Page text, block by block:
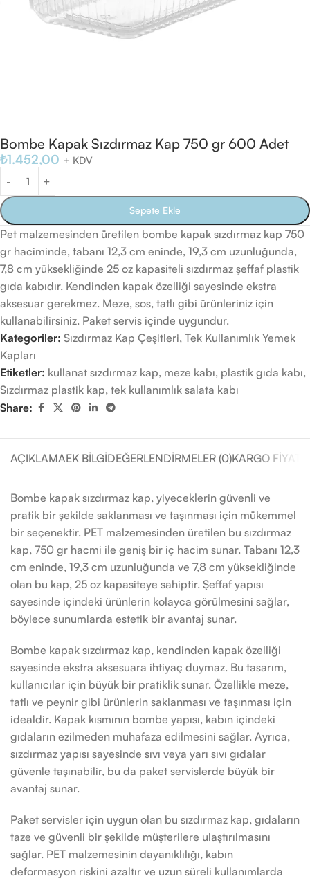
Bombe Kapak Sızdırmaz Kap 750 gr 600 Adet
₺1.452,00 + KDV
Sepete Ekle
Pet malzemesinden üretilen bombe kapak sızdırmaz kap 750
gr haciminde, tabanı 12,3 cm eninde, 19,3 cm uzunluğunda,
7,8 cm yüksekliğinde 25 oz kapasiteli sızdırmaz şeffaf plastik
gıda kabıdır. Kendinden kapak özelliği sayesinde ekstra
aksesuar gerekmez. Meze, sos, tatlı gibi ürünleriniz için
kullanabilirsiniz. Paket servis içinde uygundur.
Kategoriler: Sızdırmaz Kap Çeşitleri, Tek Kullanımlık Yemek
Kapları
Etiketler: kullanat sızdırmaz kap, meze kabı, plastik gıda kabı,
Sızdırmaz plastik kap, tek kullanımlık salata kabı
Share:
AÇIKLAMAEK BILGIDEĞERLENDIRMELER (0)KARGO
Bombe kapak sızdırmaz kap, yiyeceklerin güvenli ve
pratik bir şekilde saklanması ve taşınması için mükemmel
bir seçenektir. PET malzemesinden üretilen bu sızdırmaz
kap, 750 gr hacmi ile geniş bir iç hacim sunar. Tabanı 12,3
cm eninde, 19,3 cm uzunluğunda ve 7,8 cm yüksekliğinde
olan bu kap, 25 oz kapasiteye sahiptir. Şeffaf yapısı
sayesinde içindeki ürünlerin kolayca görülmesini sağlar,
böylece sunumlarda estetik bir avantaj sunar.
Bombe kapak sızdırmaz kap, kendinden kapak özelliği
sayesinde ekstra aksesuara ihtiyaç duymaz. Bu tasarım,
kullanıcılar için büyük bir pratiklik sunar. Özellikle meze,
tatlı ve peynir gibi ürünlerin saklanması ve taşınması için
idealdir. Kapak kısmının bombe yapısı, kabın içindeki
gıdaların ezilmeden muhafaza edilmesini sağlar. Ayrıca,
sızdırmaz yapısı sayesinde sıvı veya yarı sıvı gıdalar
güvenle taşınabilir, bu da paket servislerde büyük bir
avantaj sunar.
Paket servisler için uygun olan bu sızdırmaz kap, gıdaların
taze ve güvenli bir şekilde müşterilere ulaştırılmasını
sağlar. PET malzemesinin dayanıklılığı, kabın
deformasyon riskini azaltır ve uzun süreli kullanımlarda